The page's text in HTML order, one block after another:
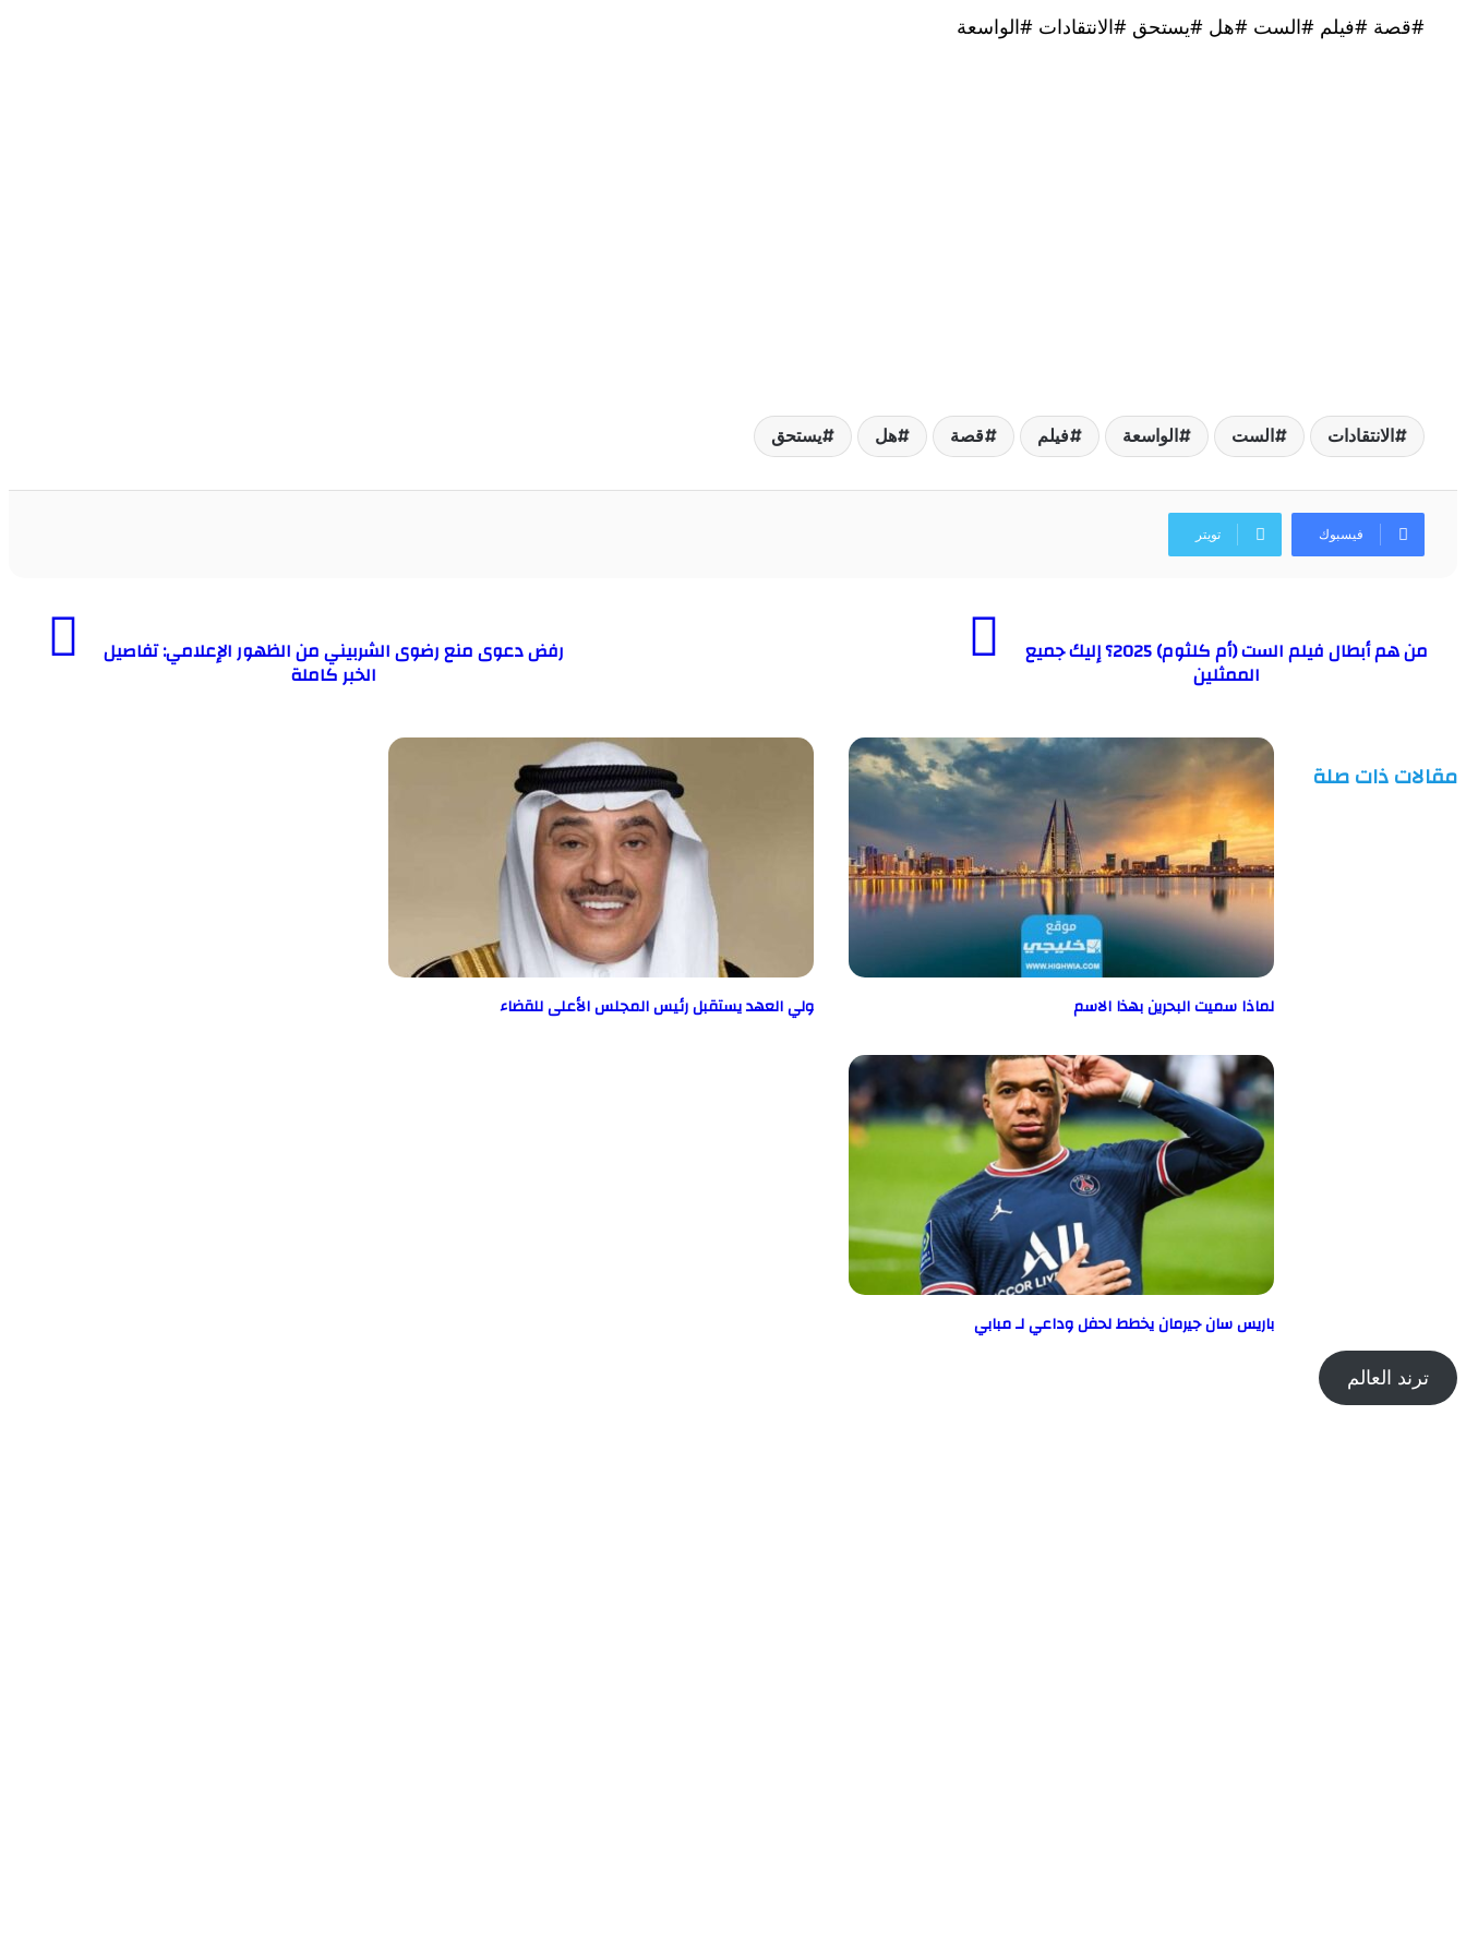
#قصة #فيلم #الست #هل #يستحق #الانتقادات #الواسعة
الانتقادات الست الواسعة فيلم قصة هل يستحق
فيسبوك تويتر
من هم أبطال فيلم الست (أم كلثوم) 2025؟ إليك جميع
الممثلين
رفض دعوى منع رضوى الشربيني من الظهور الإعلامي: تفاصيل
الخبر كاملة
مقالات ذات صلة
لماذا سميت البحرين بهذا الاسم ولي العهد يستقبل رئيس المجلس الأعلى للقضاء
باريس سان جيرمان يخطط لحفل وداعي لـ مبابي
ترند العالم